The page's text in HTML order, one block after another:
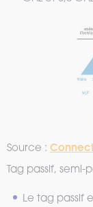
Source :
Tag passif, semi-
Le tag passif